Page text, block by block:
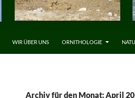
WIR ÜBER UNS ORNITHOLOGIE
Archiv für den Monat: April